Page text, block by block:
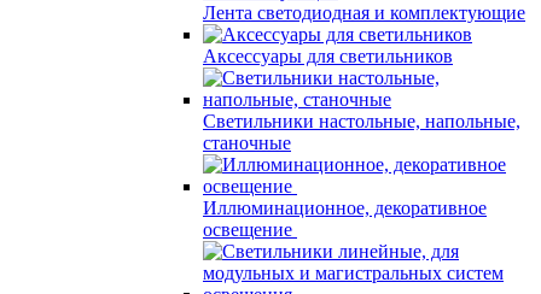
Лента светодиодная и комплектующие
Аксессуары для светильников
Светильники настольные, напольные,
станочные
Иллюминационное, декоративное
освещение